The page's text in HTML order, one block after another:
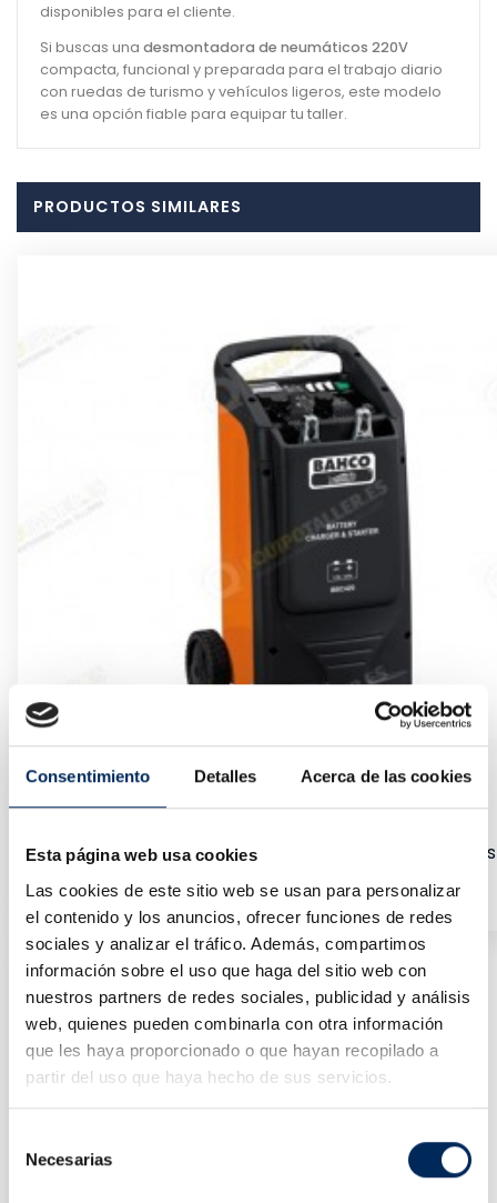
Consentimiento Detalles Acerca de las cookies
Esta página web usa cookies
Las cookies de este sitio web se usan para personalizar
el contenido y los anuncios, ofrecer funciones de redes
sociales y analizar el tráfico. Además, compartimos
información sobre el uso que haga del sitio web con
nuestros partners de redes sociales, publicidad y análisis
web, quienes pueden combinarla con otra información
que les haya proporcionado o que hayan recopilado a
partir del uso que haya hecho de sus servicios.
Necesarias
disponibles para el cliente.
Si buscas una desmontadora de neumáticos 220V
compacta, funcional y preparada para el trabajo diario
con ruedas de turismo y vehículos ligeros, este modelo
es una opción fiable para equipar tu taller.
PRODUCTOS SIMILARES
Cargador De Baterias 12/24V Arrancador De
400,00 €Precio